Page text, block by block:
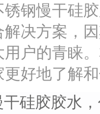
钢慢干硅
决方案，
户的青睐
好地了解
硅胶胶水